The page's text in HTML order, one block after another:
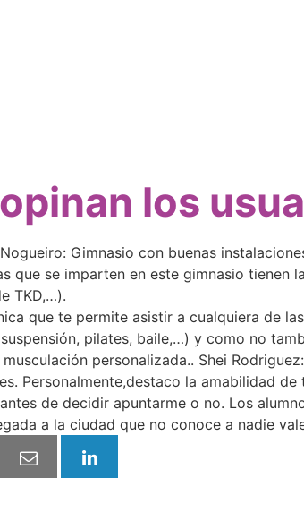
los
Gimnasio con buenas
que se imparten en este gimnasio tienen
TKD,…).
que te permite asistir a cualquiera de
pilates, baile,…) y como no
personalizada.. Shei
Personalmente,destaco la amabilidad
de decidir apuntarme o no. Los
a la ciudad que no conoce a nadie